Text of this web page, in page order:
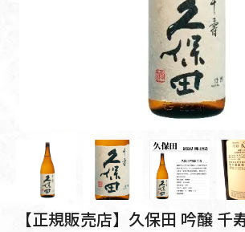
【正規販売店】久保田 吟醸 千